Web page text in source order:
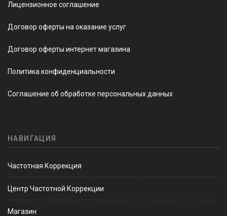
Лицензионное соглашение
Договор оферты на оказание услуг
Договор оферты интернет магазина
Политика конфиденциальности
Соглашение об обработке персональных данных
НАВИГАЦИЯ
Частотная Коррекция
Центр Частотной Коррекции
Магазин